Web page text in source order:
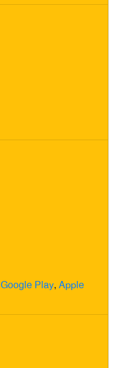
Google Play, Apple